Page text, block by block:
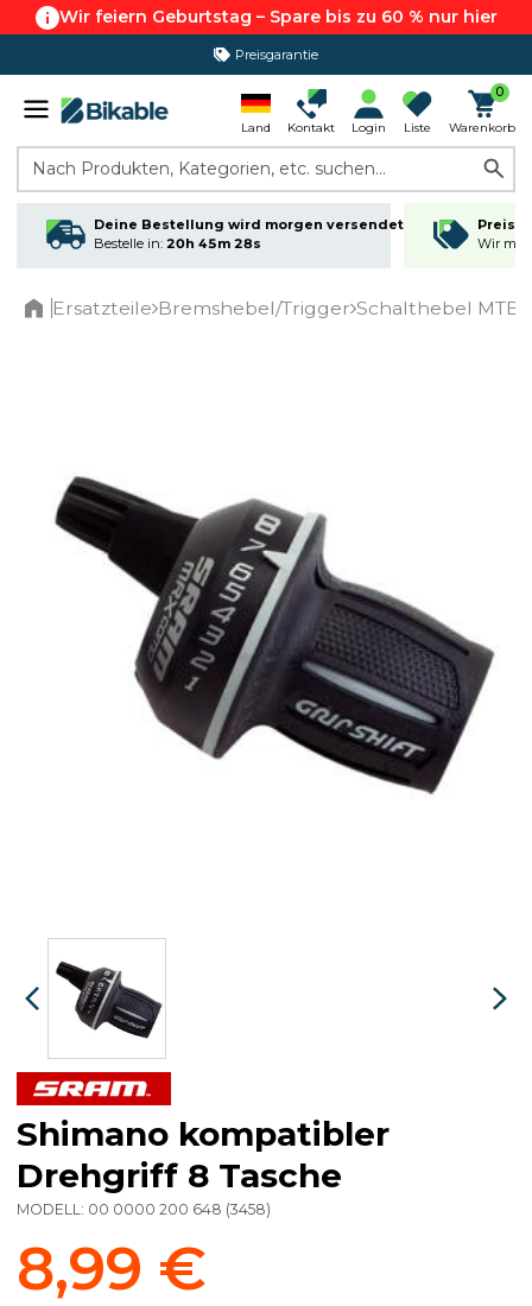
Wir feiern Geburtstag – Spare bis zu 60 % nur hier
Land Kontakt Login Liste
0
Warenkorb
Nach Produkten, Kategorien, etc. suchen...
Deine Bestellung wird morgen versendet
Bestelle in: 20h 45m 28s
Wir
Ersatzteile Bremshebel/Trigger Schalthebel MTB/
Shimano kompatibler
Drehgriff 8 Tasche
MODELL: 00 0000 200 648 (3458)
8,99 €